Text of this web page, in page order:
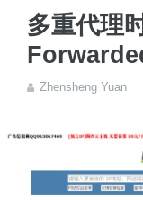
多重代理
Zhensheng Yuan